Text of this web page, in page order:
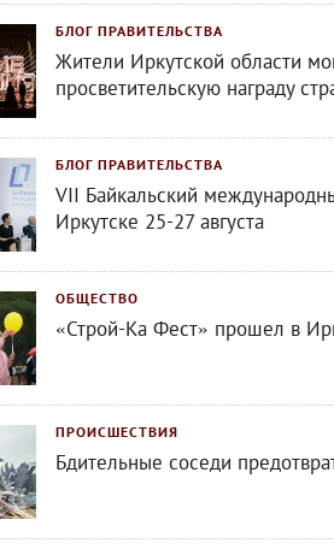
БЛОГ ПРАВИТЕЛЬСТВА
Жители Иркутской области
просветительскую награду
БЛОГ ПРАВИТЕЛЬСТВА
VII Байкальский
Иркутске 25-27 августа
ОБЩЕСТВО
«Строй-Ка Фест» прошел в
ПРОИСШЕСТВИЯ
Бдительные соседи